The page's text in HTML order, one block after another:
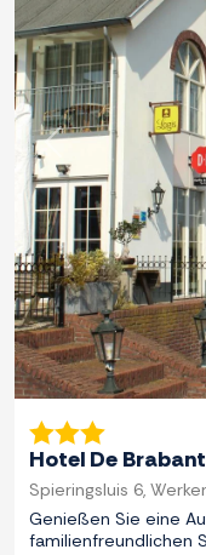
Hotel De
Spieringsluis 6,
Genießen Sie eine
familienfreundlichen